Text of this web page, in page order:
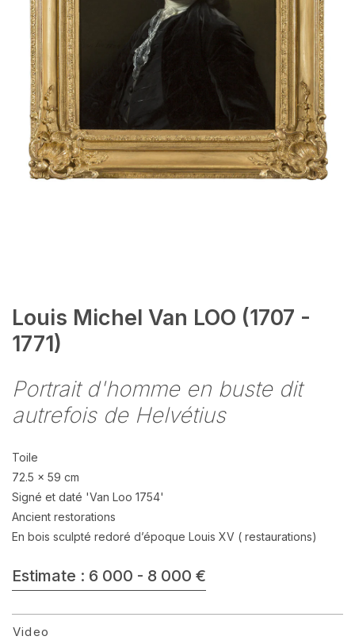
Louis Michel Van LOO (1707 -
1771)
Portrait d'homme en buste dit
autrefois de Helvétius
Toile
72.5 x 59 cm
Signé et daté 'Van Loo 1754'
Ancient restorations
En bois sculpté redoré d’époque Louis XV ( restaurations)
Estimate : 6 000 - 8 000 €
Video